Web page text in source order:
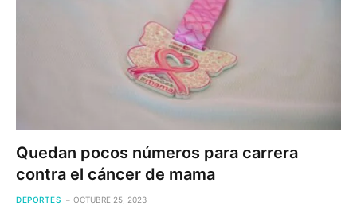
Quedan pocos números para carrera
contra el cáncer de mama
DEPORTES OCTUBRE 25, 2023